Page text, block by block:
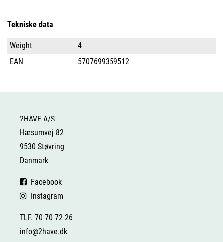
Tekniske data
Weight
4
EAN
5707699359512
2HAVE A/S
Hæsumvej 82
9530 Støvring
Danmark
Facebook
Instagram
TLF. 70 70 72 26
info@2have.dk